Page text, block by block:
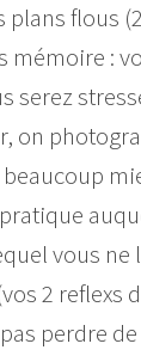
plans flous
mémoire :
serez
on
beaucoup
vous ne
2 reflexs
perdre